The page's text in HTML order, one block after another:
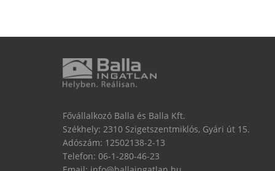
Fővállalkozó Balla és Balla Kft.
Székhely: 2310 Szigetszentmiklós, Gyári út 15.
Adószám: 12502138-2-13
Telefon: 06-1-280-46-23